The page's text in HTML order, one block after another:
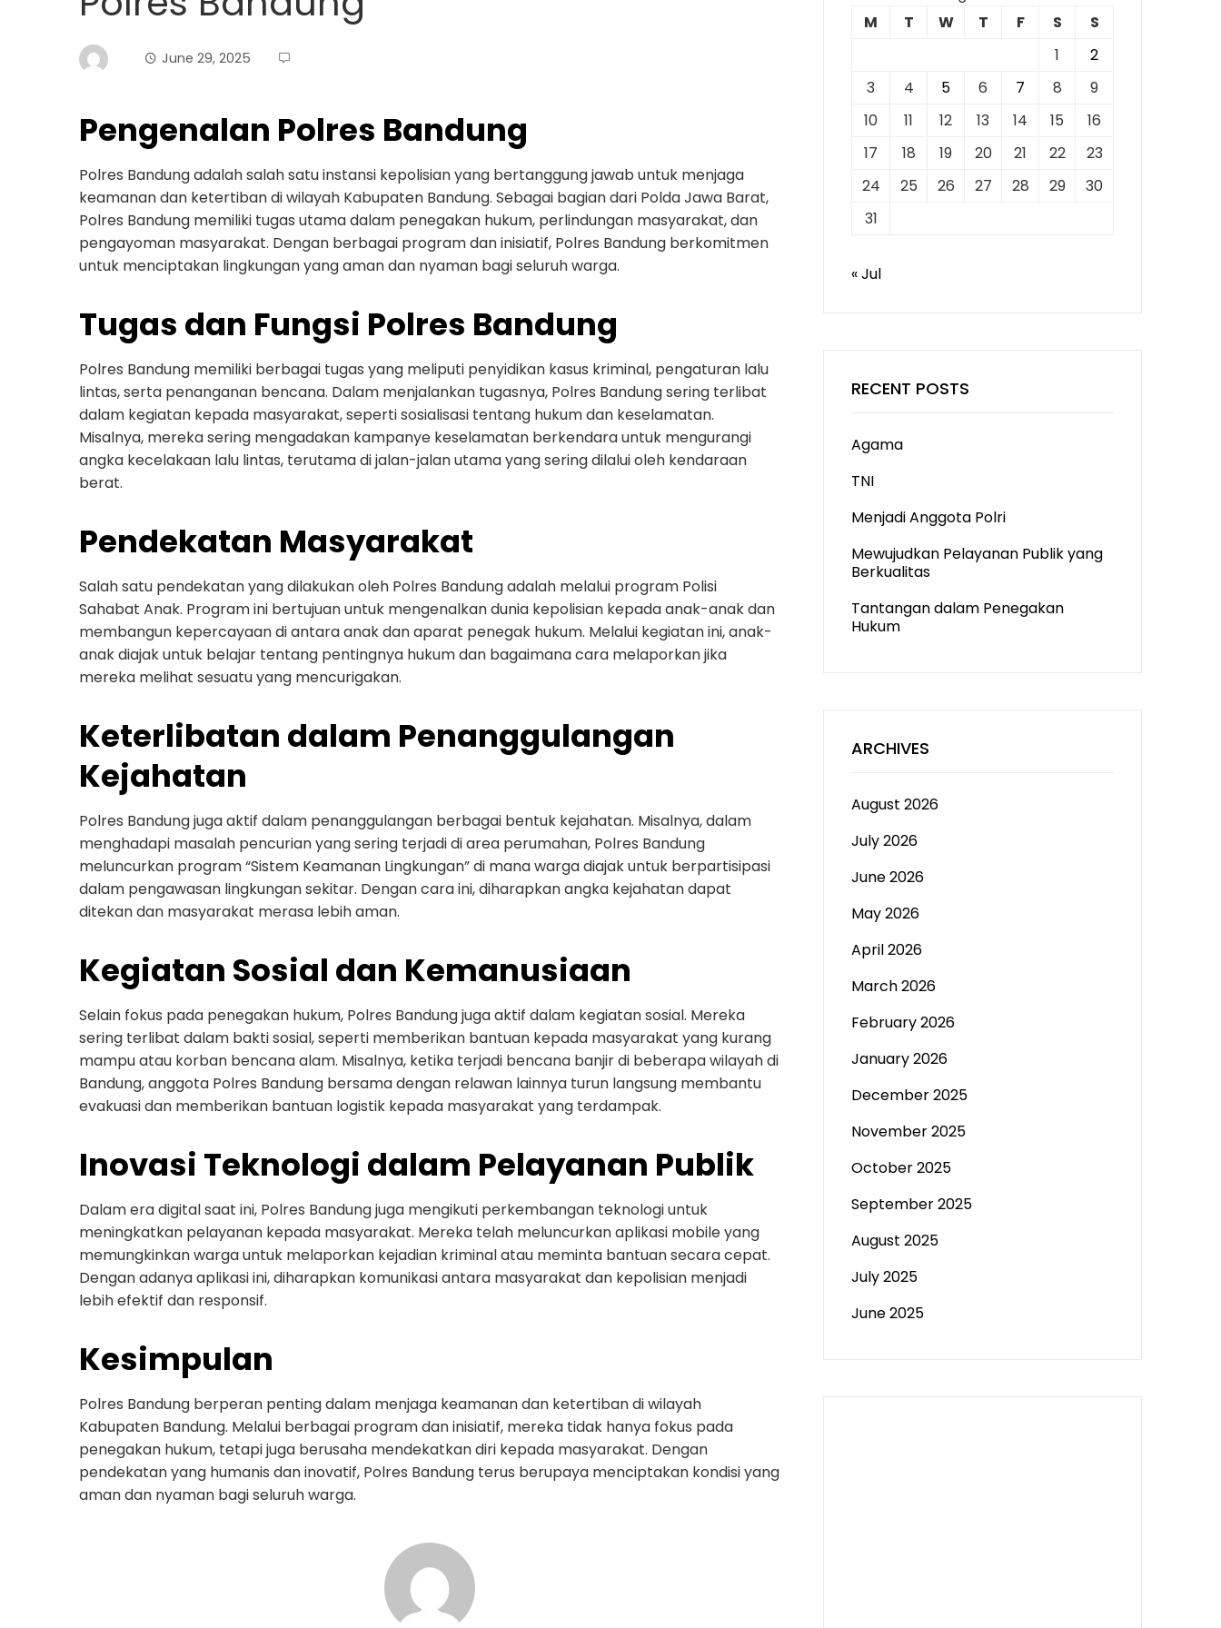
June 29, 2025
Pengenalan Polres Bandung
Polres Bandung adalah salah satu instansi kepolisian yang bertanggung jawab untuk menjaga
keamanan dan ketertiban di wilayah Kabupaten Bandung. Sebagai bagian dari Polda Jawa Barat,
Polres Bandung memiliki tugas utama dalam penegakan hukum, perlindungan masyarakat, dan
pengayoman masyarakat. Dengan berbagai program dan inisiatif, Polres Bandung berkomitmen
untuk menciptakan lingkungan yang aman dan nyaman bagi seluruh warga.
Tugas dan Fungsi Polres Bandung
Polres Bandung memiliki berbagai tugas yang meliputi penyidikan kasus kriminal, pengaturan lalu
lintas, serta penanganan bencana. Dalam menjalankan tugasnya, Polres Bandung sering terlibat
dalam kegiatan kepada masyarakat, seperti sosialisasi tentang hukum dan keselamatan.
Misalnya, mereka sering mengadakan kampanye keselamatan berkendara untuk mengurangi
angka kecelakaan lalu lintas, terutama di jalan-jalan utama yang sering dilalui oleh kendaraan
berat.
Pendekatan Masyarakat
Salah satu pendekatan yang dilakukan oleh Polres Bandung adalah melalui program Polisi
Sahabat Anak. Program ini bertujuan untuk mengenalkan dunia kepolisian kepada anak-anak dan
membangun kepercayaan di antara anak dan aparat penegak hukum. Melalui kegiatan ini, anak-
anak diajak untuk belajar tentang pentingnya hukum dan bagaimana cara melaporkan jika
mereka melihat sesuatu yang mencurigakan.
Keterlibatan dalam Penanggulangan
Kejahatan
Polres Bandung juga aktif dalam penanggulangan berbagai bentuk kejahatan. Misalnya, dalam
menghadapi masalah pencurian yang sering terjadi di area perumahan, Polres Bandung
meluncurkan program “Sistem Keamanan Lingkungan” di mana warga diajak untuk berpartisipasi
dalam pengawasan lingkungan sekitar. Dengan cara ini, diharapkan angka kejahatan dapat
ditekan dan masyarakat merasa lebih aman.
Kegiatan Sosial dan Kemanusiaan
Selain fokus pada penegakan hukum, Polres Bandung juga aktif dalam kegiatan sosial. Mereka
sering terlibat dalam bakti sosial, seperti memberikan bantuan kepada masyarakat yang kurang
mampu atau korban bencana alam. Misalnya, ketika terjadi bencana banjir di beberapa wilayah di
Bandung, anggota Polres Bandung bersama dengan relawan lainnya turun langsung membantu
evakuasi dan memberikan bantuan logistik kepada masyarakat yang terdampak.
Inovasi Teknologi dalam Pelayanan Publik
Dalam era digital saat ini, Polres Bandung juga mengikuti perkembangan teknologi untuk
meningkatkan pelayanan kepada masyarakat. Mereka telah meluncurkan aplikasi mobile yang
memungkinkan warga untuk melaporkan kejadian kriminal atau meminta bantuan secara cepat.
Dengan adanya aplikasi ini, diharapkan komunikasi antara masyarakat dan kepolisian menjadi
lebih efektif dan responsif.
Kesimpulan
Polres Bandung berperan penting dalam menjaga keamanan dan ketertiban di wilayah
Kabupaten Bandung. Melalui berbagai program dan inisiatif, mereka tidak hanya fokus pada
penegakan hukum, tetapi juga berusaha mendekatkan diri kepada masyarakat. Dengan
pendekatan yang humanis dan inovatif, Polres Bandung terus berupaya menciptakan kondisi yang
aman dan nyaman bagi seluruh warga.
M
T W T F S
S
1
2
3
4 5 6 7 8
9
10
11 12 13 14 15
16
17
18 19 20 21 22
23
24
25 26 27 28 29
30
31
« Jul
RECENT POSTS
Agama
TNI
Menjadi Anggota Polri
Mewujudkan Pelayanan Publik yang
Berkualitas
Tantangan dalam Penegakan
Hukum
ARCHIVES
August 2026
July 2026
June 2026
May 2026
April 2026
March 2026
February 2026
January 2026
December 2025
November 2025
October 2025
September 2025
August 2025
July 2025
June 2025